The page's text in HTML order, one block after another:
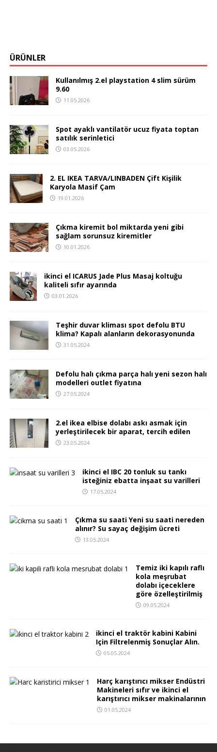
ÜRÜNLER
Kullanılmış 2.el playstation 4 slim sürüm
9.60
11.05.2026
Spot ayaklı vantilatör ucuz fiyata toptan
satılık serinletici
03.05.2026
2. EL IKEA TARVA/LINBADEN Çift Kişilik
Karyola Masif Çam
19.01.2026
Çıkma kiremit bol miktarda yeni gibi
sağlam sorunsuz kiremitler
10.01.2026
ikinci el ICARUS Jade Plus Masaj koltuğu
kaliteli sıfır ayarında
03.01.2026
Teşhir duvar kliması spot defolu BTU
klima? Kapalı alanların dekorasyonunda
31.05.2024
Defolu halı çıkma parça halı yeni sezon halı
modelleri outlet fiyatına
27.05.2024
2.el ikea elbise dolabı askı asmak için
yerleştirilecek bir aparat, tercih edilen
23.05.2024
ikinci el IBC 20 tonluk su tankı
isteğiniz ebatta inşaat su varilleri
17.05.2024
Çıkma su saati Yeni su saati nereden
alınır? Su sayaç değişim ücreti
13.05.2024
Temiz iki kapılı raflı
kola meşrubat
dolabı içeceklere
göre özelleştirilmiş
09.05.2024
ikinci el traktör kabini Kabini
Için Filtrelenmiş Sonuçlar Alın.
05.05.2024
Harç karıştırıcı mikser Endüstri
Makineleri sıfır ve ikinci el
karıştırıcı mikser makinalarının
01.05.2024